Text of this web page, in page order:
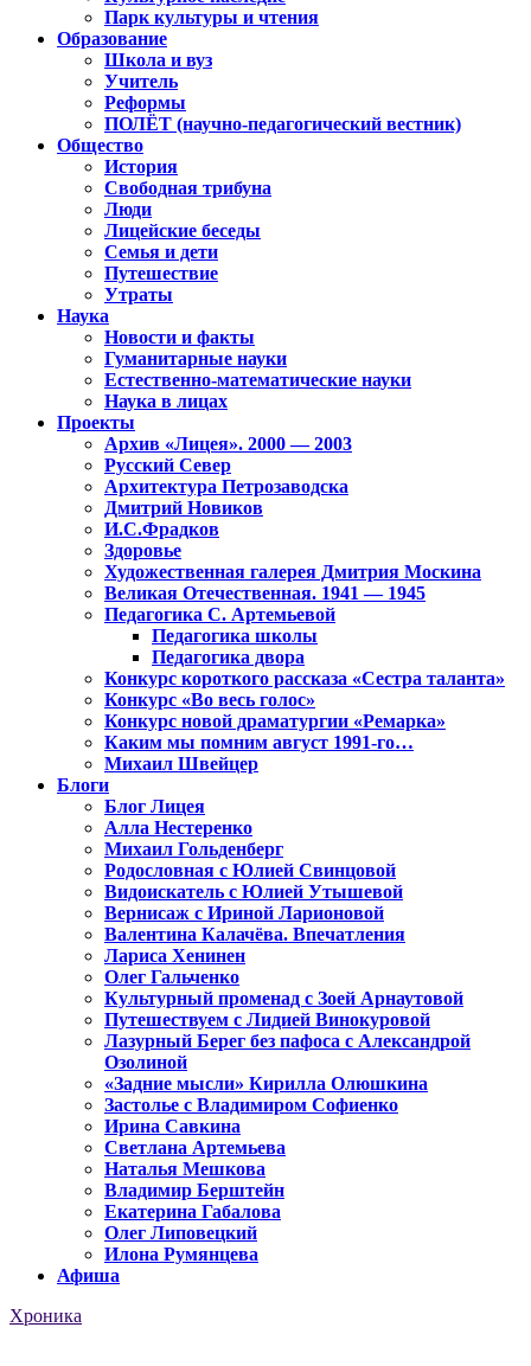
Парк культуры и чтения
Образование
Школа и вуз
Учитель
Реформы
ПОЛЁТ (научно-педагогический вестник)
Общество
История
Свободная трибуна
Люди
Лицейские беседы
Семья и дети
Путешествие
Утраты
Наука
Новости и факты
Гуманитарные науки
Естественно-математические науки
Наука в лицах
Проекты
Архив «Лицея». 2000 — 2003
Русский Север
Архитектура Петрозаводска
Дмитрий Новиков
И.С.Фрадков
Здоровье
Художественная галерея Дмитрия Москина
Великая Отечественная. 1941 — 1945
Педагогика С. Артемьевой
Педагогика школы
Педагогика двора
Конкурс короткого рассказа «Сестра таланта»
Конкурс «Во весь голос»
Конкурс новой драматургии «Ремарка»
Каким мы помним август 1991-го…
Михаил Швейцер
Блоги
Блог Лицея
Алла Нестеренко
Михаил Гольденберг
Родословная с Юлией Свинцовой
Видоискатель с Юлией Утышевой
Вернисаж с Ириной Ларионовой
Валентина Калачёва. Впечатления
Лариса Хенинен
Олег Гальченко
Культурный променад с Зоей Арнаутовой
Путешествуем с Лидией Винокуровой
Лазурный Берег без пафоса с Александрой
Озолиной
«Задние мысли» Кирилла Олюшкина
Застолье с Владимиром Софиенко
Ирина Савкина
Светлана Артемьева
Наталья Мешкова
Владимир Берштейн
Екатерина Габалова
Олег Липовецкий
Илона Румянцева
Афиша
Хроника